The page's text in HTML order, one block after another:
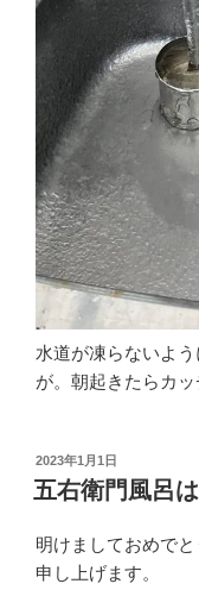
水道が凍らないよ
が。朝起きたらカッ
投
稿
日:
2023年1月1日
五右衛門風呂
明けましておめで
申し上げます。